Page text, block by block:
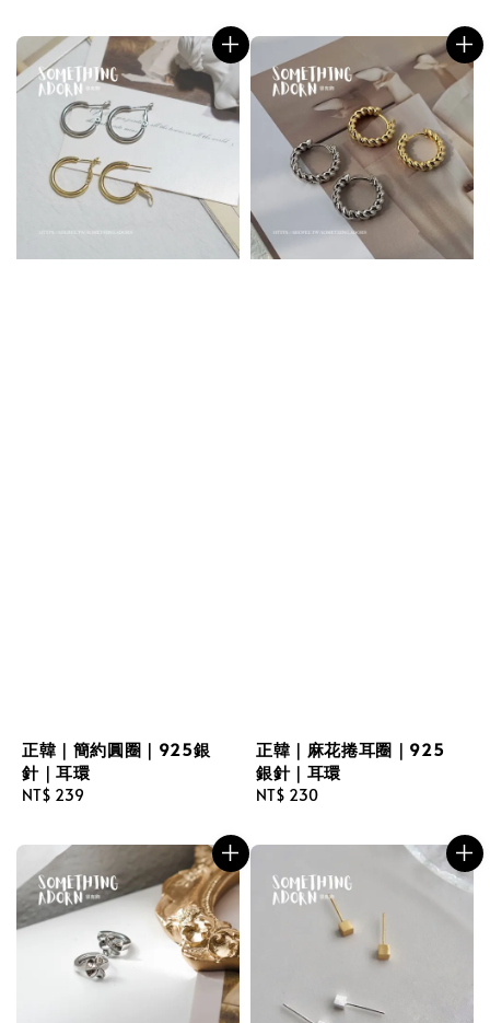
正韓｜簡約圓圈｜925銀
針｜耳環
Regular
NT$ 239
正韓｜麻花捲耳圈｜925
銀針｜耳環
Regular
NT$ 230